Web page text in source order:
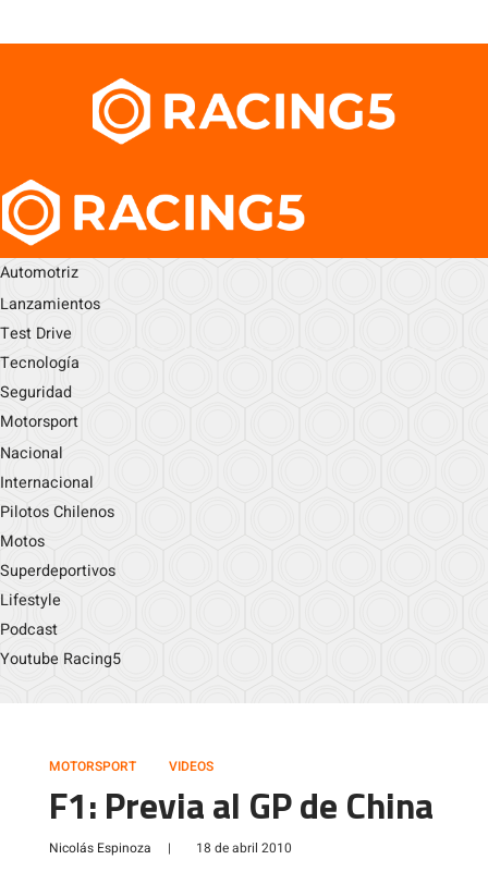
Automotriz
Lanzamientos
Test Drive
Tecnología
Seguridad
Motorsport
Nacional
Internacional
Pilotos Chilenos
Motos
Superdeportivos
Lifestyle
Podcast
Youtube Racing5
MOTORSPORT VIDEOS
F1: Previa al GP de China
Nicolás Espinoza | 18 de abril 2010